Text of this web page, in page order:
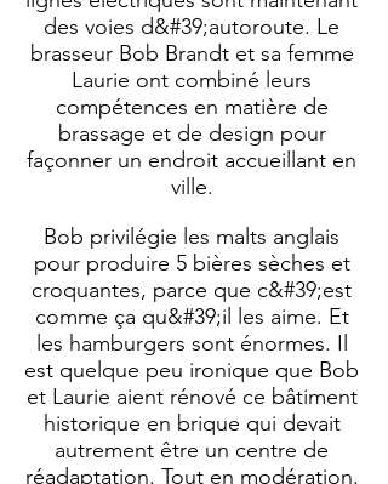
des voies d&#39;autoroute. Le
brasseur Bob Brandt et sa femme
Laurie ont combiné leurs
compétences en matière de
brassage et de design pour
façonner un endroit accueillant en
ville.
Bob privilégie les malts anglais
pour produire 5 bières sèches et
croquantes, parce que c&#39;est
comme ça qu&#39;il les aime. Et
les hamburgers sont énormes. Il
est quelque peu ironique que Bob
et Laurie aient rénové ce bâtiment
historique en brique qui devait
autrement être un centre de
réadaptation. Tout en modération.